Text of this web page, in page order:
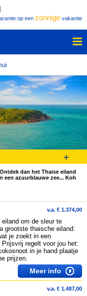
op een zonnige vakantie
dan het Thaise eiland
een azuurblauwe zee... Koh
v.a. € 1.374,00
om de sleur te
grootste thaische eiland:
je zoekt in een
regelt voor jou het:
in je hand plaatje
prijzen.
Meer info
v.a. € 1.487,00